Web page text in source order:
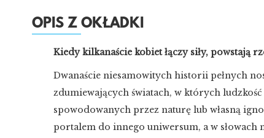
OPIS Z OKŁADKI
Kiedy kilkanaście kobiet łączy siły, powstają
Dwanaście niesamowitych historii pełnych
zdumiewających światach, w których
spowodowanych przez naturę lub własną
portalem do innego uniwersum, a w